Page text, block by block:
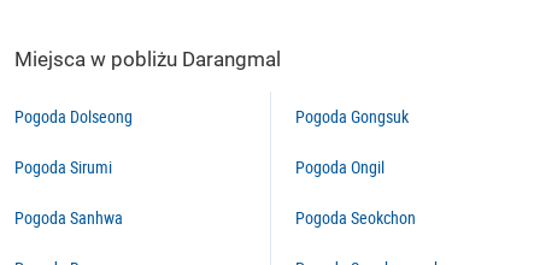
Miejsca w pobliżu Darangmal
Pogoda Dolseong
Pogoda Sirumi
Pogoda Sanhwa
Pogoda Gongsuk
Pogoda Ongil
Pogoda Seokchon